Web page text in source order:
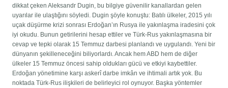
dikkat çeken Aleksandr Dugin, bu bilgiye güvenilir kanallardan gelen
uyarılar ile ulaştığını söyledi. Dugin şöyle konuştu: Batılı ülkeler, 2015 yılı
uçak düşürme krizi sonrası Erdoğan’ın Rusya ile yakınlaşma iradesini çok
iyi okudu. Bunun getirilerini hesap ettiler ve Türk-Rus yakınlaşmasına bir
cevap ve tepki olarak 15 Temmuz darbesi planlandı ve uygulandı. Yeni bir
dünyanın şekilleneceğini biliyorlardı. Ancak hem ABD hem de diğer
ülkeler 15 Temmuz öncesi sahip oldukları gücü ve etkiyi kaybettiler.
Erdoğan yönetimine karşı askerî darbe imkân ve ihtimali artık yok. Bu
noktada Türk-Rus ilişkileri de belirleyici rol oynuyor. Başka yöntemler